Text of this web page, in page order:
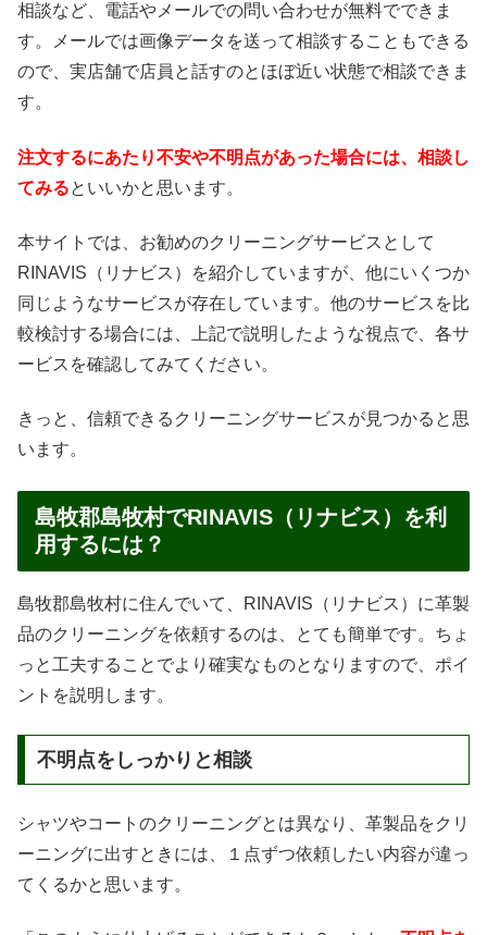
相談など、電話やメールでの問い合わせが無料でできま
す。メールでは画像データを送って相談することもできる
ので、実店舗で店員と話すのとほぼ近い状態で相談できま
す。
注文するにあたり不安や不明点があった場合には、相談し
てみるといいかと思います。
本サイトでは、お勧めのクリーニングサービスとして
RINAVIS（リナビス）を紹介していますが、他にいくつか
同じようなサービスが存在しています。他のサービスを比
較検討する場合には、上記で説明したような視点で、各サ
ービスを確認してみてください。
きっと、信頼できるクリーニングサービスが見つかると思
います。
島牧郡島牧村でRINAVIS（リナビス）を利
用するには？
島牧郡島牧村に住んでいて、RINAVIS（リナビス）に革製
品のクリーニングを依頼するのは、とても簡単です。ちょ
っと工夫することでより確実なものとなりますので、ポイ
ントを説明します。
不明点をしっかりと相談
シャツやコートのクリーニングとは異なり、革製品をクリ
ーニングに出すときには、１点ずつ依頼したい内容が違っ
てくるかと思います。